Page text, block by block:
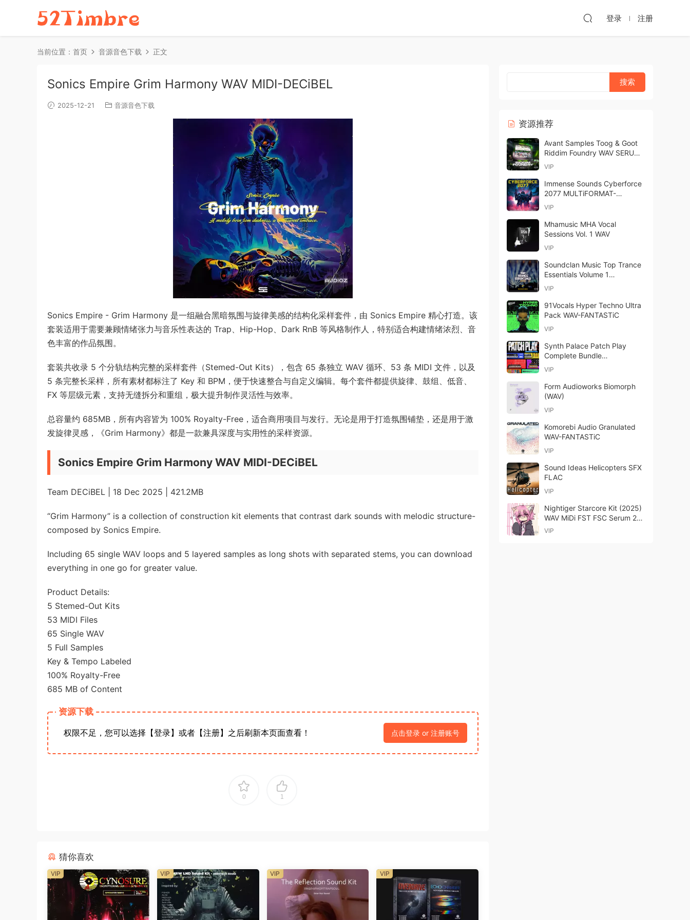
登录 注册
当前位置： 首页 音源音色下载 正文
Sonics Empire Grim Harmony WAV MIDI-DECiBEL
2025-12-21 音源音色下载
Sonics Empire - Grim Harmony 是一组融合黑暗氛围与旋律美感的结构化采样套件，由 Sonics Empire 精心打造。该
套装适用于需要兼顾情绪张力与音乐性表达的 Trap、Hip-Hop、Dark RnB 等风格制作人，特别适合构建情绪浓烈、音
色丰富的作品氛围。
套装共收录 5 个分轨结构完整的采样套件（Stemed-Out Kits），包含 65 条独立 WAV 循环、53 条 MIDI 文件，以及
5 条完整长采样，所有素材都标注了 Key 和 BPM，便于快速整合与自定义编辑。每个套件都提供旋律、鼓组、低音、
FX 等层级元素，支持无缝拆分和重组，极大提升制作灵活性与效率。
总容量约 685MB，所有内容皆为 100% Royalty-Free，适合商用项目与发行。无论是用于打造氛围铺垫，还是用于激
发旋律灵感，《Grim Harmony》都是一款兼具深度与实用性的采样资源。
Sonics Empire Grim Harmony WAV MIDI-DECiBEL
Team DECiBEL | 18 Dec 2025 | 421.2MB
“Grim Harmony” is a collection of construction kit elements that contrast dark sounds with melodic structure-
composed by Sonics Empire.
Including 65 single WAV loops and 5 layered samples as long shots with separated stems, you can download
everything in one go for greater value.
Product Details:
5 Stemed-Out Kits
53 MIDI Files
65 Single WAV
5 Full Samples
Key & Tempo Labeled
100% Royalty-Free
685 MB of Content
资源下载
权限不足，您可以选择【登录】或者【注册】之后刷新本页面查看！ 点击登录 or 注册账号
0 1
猜你喜欢
VIP VIP VIP VIP
资源推荐
Avant Samples Toog & Goot
Riddim Foundry WAV SERUM
MASSIVE-JM
VIP
Immense Sounds Cyberforce
2077 MULTiFORMAT-
FANTASTiC
VIP
Mhamusic MHA Vocal
Sessions Vol. 1 WAV
VIP
Soundclan Music Top Trance
Essentials Volume 1
MULTiFORMAT-FANTASTiC
VIP
91Vocals Hyper Techno Ultra
Pack WAV-FANTASTiC
VIP
Synth Palace Patch Play
Complete Bundle
MULTiFORMAT-FANTASTiC
VIP
Form Audioworks Biomorph
(WAV)
VIP
Komorebi Audio Granulated
WAV-FANTASTiC
VIP
Sound Ideas Helicopters SFX
FLAC
VIP
Nightiger Starcore Kit (2025)
WAV MiDi FST FSC Serum 2
Presets-FANTASTiC
VIP